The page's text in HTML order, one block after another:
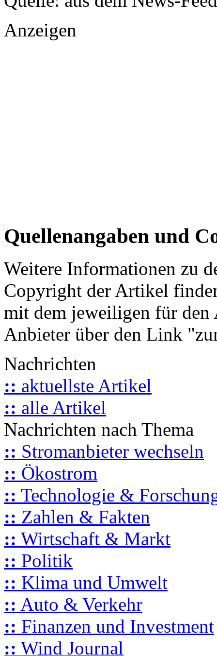
Anzeigen
Quellenangaben und
Weitere Informationen zu
Copyright der Artikel
mit dem jeweiligen für
Anbieter über den Link
Nachrichten
:: aktuellste Artikel
:: alle Artikel
Nachrichten nach Thema
:: Stromanbieter wechseln
:: Ökostrom
:: Technologie &
:: Zahlen & Fakten
:: Wirtschaft & Markt
:: Politik
:: Klima und Umwelt
:: Auto & Verkehr
:: Finanzen und Investment
:: Wind Journal